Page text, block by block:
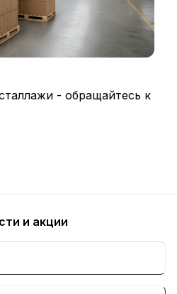
- обращайтесь к
и акции